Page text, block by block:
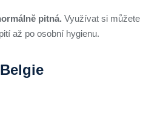
pitná. Využívat si můžete
až po osobní hygienu.